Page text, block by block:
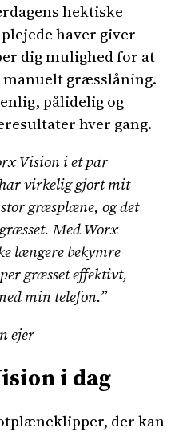
hektiske
haver giver
dig mulighed for at
græsslåning.
pålidelig og
hver gang.
Vision i et par
virkelig gjort mit
græsplæne, og det
Med Worx
længere bekymre
græsset effektivt,
min telefon.”
ejer
i dag
der kan